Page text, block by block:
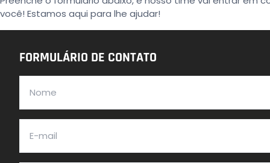
você! Estamos aqui para lhe ajudar!
FORMULÁRIO DE CONTATO